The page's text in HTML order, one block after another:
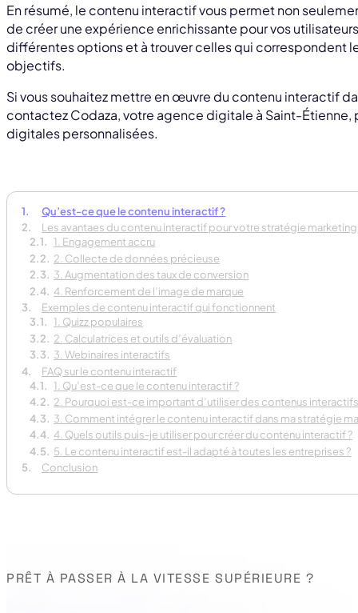
En résumé, le contenu interactif vous permet non
de créer une expérience enrichissante pour vos
différentes options et à trouver celles qui correspondent
objectifs.
Si vous souhaitez mettre en œuvre du contenu interactif
contactez Codaza, votre agence digitale à Saint-Étienne,
digitales personnalisées.
Qu’est-ce que le contenu interactif ?
Les avantaes du contenu interactif pour votre stratégie marketing
1. Engagement accru
2. Collecte de données précieuse
3. Augmentation des taux de conversion
4. Renforcement de l’image de marque
Exemples de contenu interactif qui fonctionnent
1. Quizz populaires
2. Calculatrices et outils d’évaluation
3. Webinaires interactifs
FAQ sur le contenu interactif
1. Qu’est-ce que le contenu interactif ?
2. Pourquoi est-ce important d’utiliser des contenus
3. Comment intégrer le contenu interactif dans ma stratégie
4. Quels outils puis-je utiliser pour créer du contenu interactif ?
5. Le contenu interactif est-il adapté à toutes les entreprises ?
Conclusion
PRÊT À PASSER À LA VITESSE SUPÉRIEURE ?